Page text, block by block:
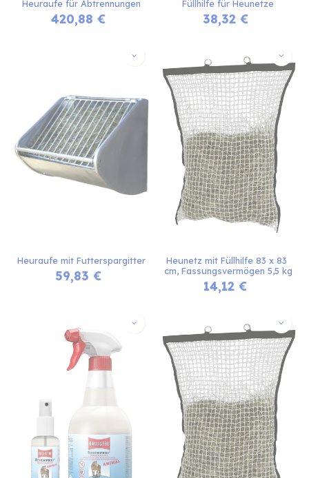
Heuraufe für Abtrennungen
420,88 €
Füllhilfe für Heunetze
38,32€
Heuraufe mit Futterspargitter
59,83 €
Heunetz mit Füllhilfe 83 x 83
cm, Fassungsvermögen 5,5 kg
14,12 €